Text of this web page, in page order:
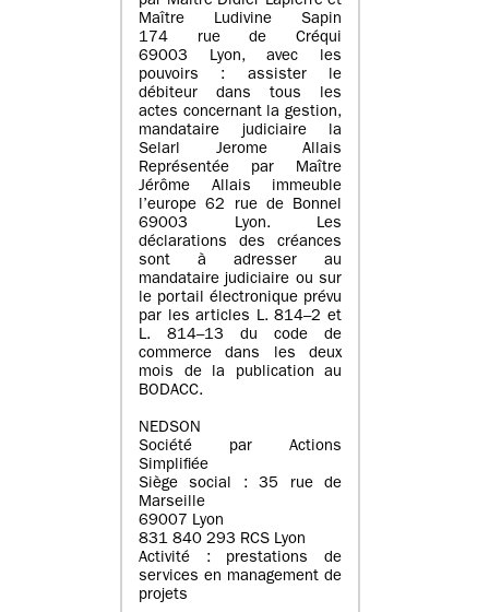
Maître Ludivine Sapin
174 rue de Créqui
69003 Lyon, avec les
pouvoirs : assister le
débiteur dans tous les
actes concernant la gestion,
mandataire judiciaire la
Selarl Jerome Allais
Représentée par Maître
Jérôme Allais immeuble
l’europe 62 rue de Bonnel
69003 Lyon. Les
déclarations des créances
sont à adresser au
mandataire judiciaire ou sur
le portail électronique prévu
par les articles L. 814–2 et
L. 814–13 du code de
commerce dans les deux
mois de la publication au
BODACC.
NEDSON
Société par Actions
Simplifiée
Siège social : 35 rue de
Marseille
69007 Lyon
831 840 293 RCS Lyon
Activité : prestations de
services en management de
projets